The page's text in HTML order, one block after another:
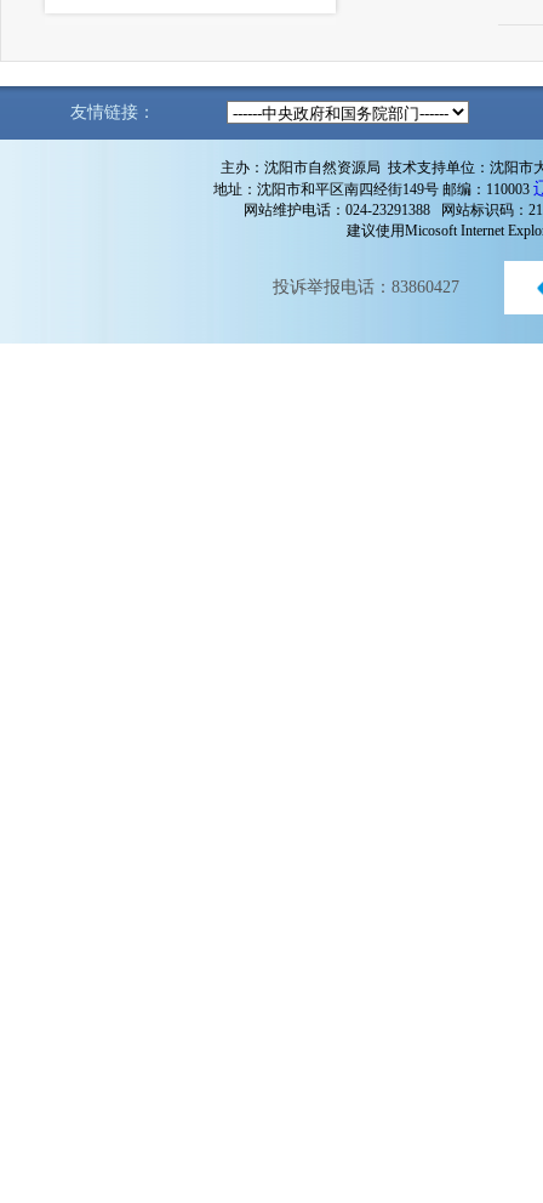
友情链接：
主办：沈阳市自然资源局 技术支持单位：沈阳市
地址：沈阳市和平区南四经街149号 邮编：110003
网站维护电话：024-23291388 网站标识码：
建议使用Micosoft Internet
投诉举报电话：83860427